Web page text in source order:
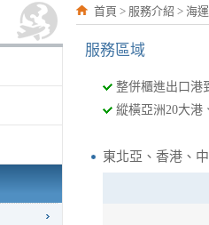
首頁 > 服務介紹 > 海
服務區域
整併櫃進出口港
縱橫亞洲20大港
東北亞、香港、